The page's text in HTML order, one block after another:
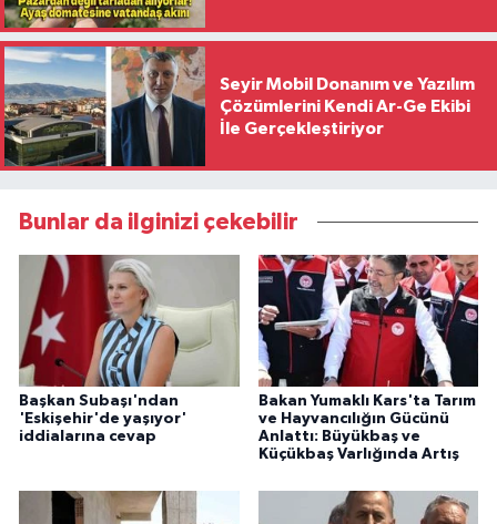
Seyir Mobil Donanım ve Yazılım
Çözümlerini Kendi Ar-Ge Ekibi
İle Gerçekleştiriyor
Bunlar da ilginizi çekebilir
Başkan Subaşı'ndan
'Eskişehir'de yaşıyor'
iddialarına cevap
Bakan Yumaklı Kars'ta Tarım
ve Hayvancılığın Gücünü
Anlattı: Büyükbaş ve
Küçükbaş Varlığında Artış